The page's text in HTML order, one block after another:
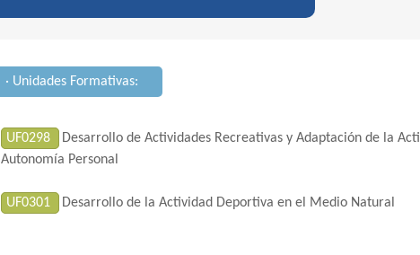
· Unidades Formativas:
UF0298
Desarrollo de Actividades Recreativas y Adaptación de la
Autonomía Personal
UF0301 Desarrollo de la Actividad Deportiva en el Medio Natural